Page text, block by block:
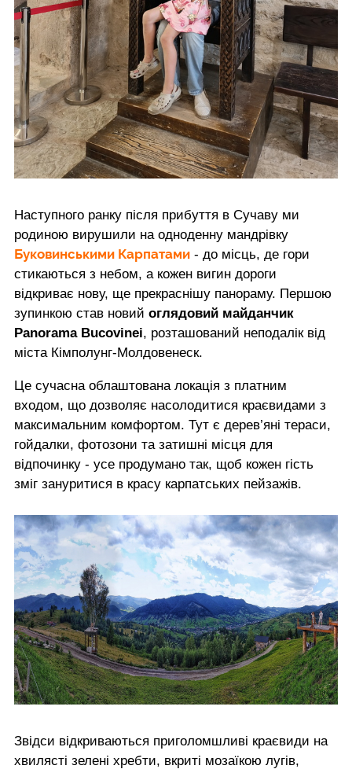
Наступного ранку після прибуття в Сучаву ми
родиною вирушили на одноденну мандрівку
Буковинськими Карпатами - до місць, де гори
стикаються з небом, а кожен вигин дороги
відкриває нову, ще прекраснішу панораму. Першою
зупинкою став новий оглядовий майданчик
Panorama Bucovinei, розташований неподалік від
міста Кімполунг-Молдовенеск.
Це сучасна облаштована локація з платним
входом, що дозволяє насолодитися краєвидами з
максимальним комфортом. Тут є дерев’яні тераси,
гойдалки, фотозони та затишні місця для
відпочинку - усе продумано так, щоб кожен гість
зміг зануритися в красу карпатських пейзажів.
Звідси відкриваються приголомшливі краєвиди на
хвилясті зелені хребти, вкриті мозаїкою лугів,